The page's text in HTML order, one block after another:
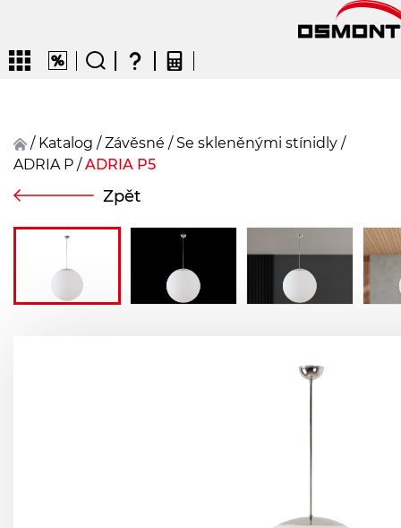
CZENDE FRFIN
/ Katalog / závěsné / Se skleněnými stínidly /
ADRIA P / ADRIA P5
Zpět